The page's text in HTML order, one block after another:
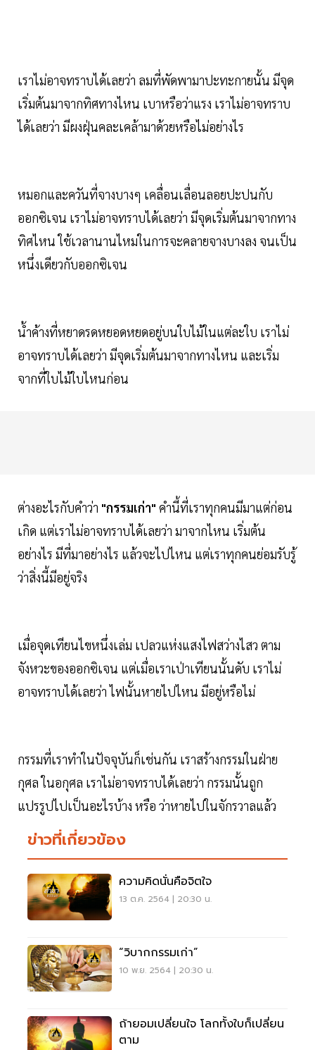
เราไม่อาจทราบได้เลยว่า ลมที่พัดพามาปะทะกายนั้น มีจุด
เริ่มต้นมาจากทิศทางไหน เบาหรือว่าแรง เราไม่อาจทราบ
ได้เลยว่า มีผงฝุ่นคละเคล้ามาด้วยหรือไม่อย่างไร
หมอกและควันที่จางบางๆ เคลื่อนเลื่อนลอยปะปนกับ
ออกซิเจน เราไม่อาจทราบได้เลยว่า มีจุดเริ่มต้นมาจากทาง
ทิศไหน ใช้เวลานานไหมในการจะคลายจางบางลง จนเป็น
หนึ่งเดียวกับออกซิเจน
น้ำค้างที่หยาดรดหยอดหยดอยู่บนใบไม้ในแต่ละใบ เราไม่
อาจทราบได้เลยว่า มีจุดเริ่มต้นมาจากทางไหน และเริ่ม
จากที่ใบไม้ใบไหนก่อน
ต่างอะไรกับคำว่า "กรรมเก่า" คำนี้ที่เราทุกคนมีมาแต่ก่อน
เกิด แต่เราไม่อาจทราบได้เลยว่า มาจากไหน เริ่มต้น
อย่างไร มีที่มาอย่างไร แล้วจะไปไหน แต่เราทุกคนย่อมรับรู้
ว่าสิ่งนี้มีอยู่จริง
เมื่อจุดเทียนไขหนึ่งเล่ม เปลวแห่งแสงไฟสว่างไสว ตาม
จังหวะของออกซิเจน แต่เมื่อเราเป่าเทียนนั้นดับ เราไม่
อาจทราบได้เลยว่า ไฟนั้นหายไปไหน มีอยู่หรือไม่
กรรมที่เราทำในปัจจุบันก็เช่นกัน เราสร้างกรรมในฝ่าย
กุศล ในอกุศล เราไม่อาจทราบได้เลยว่า กรรมนั้นถูก
แปรรูปไปเป็นอะไรบ้าง หรือ ว่าหายไปในจักรวาลแล้ว
ข่าวที่เกี่ยวข้อง
ความคิดนั่นคือจิตใจ
13 ต.ค. 2564 | 20:30 น.
“วิบากกรรมเก่า”
10 พ.ย. 2564 | 20:30 น.
ถ้ายอมเปลี่ยนใจ โลกทั้งใบก็เปลี่ยน
ตาม